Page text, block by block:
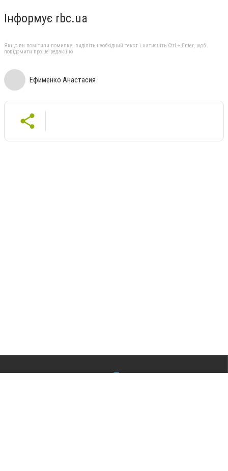
Інформує rbc.ua
Якщо ви помітили помилку, виділіть необхідний текст і натисніть Ctrl + Enter, щоб
повідомити про це редакцію
Ефименко Анастасия